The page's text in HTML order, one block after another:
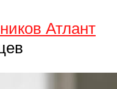
Атлант